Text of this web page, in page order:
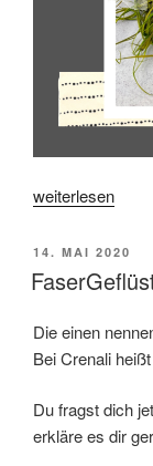
„DyerSecret
1
–
Rätsel“
weiterlesen
AM
14. MAI 2020
Die einen
Bei Crenali
Du fragst dich
erkläre es dir